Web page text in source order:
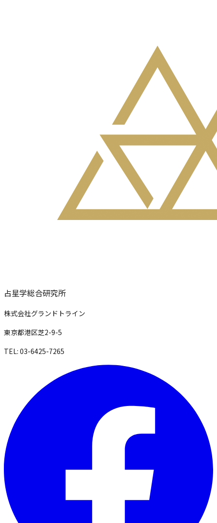
占星学総合研究所
株式会社グランドトライン
東京都港区芝2-9-5
TEL: 03-6425-7265